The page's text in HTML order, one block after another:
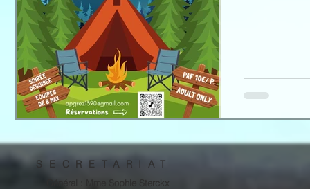
SECRETARIAT
Général : Mme Sophie Sterckx